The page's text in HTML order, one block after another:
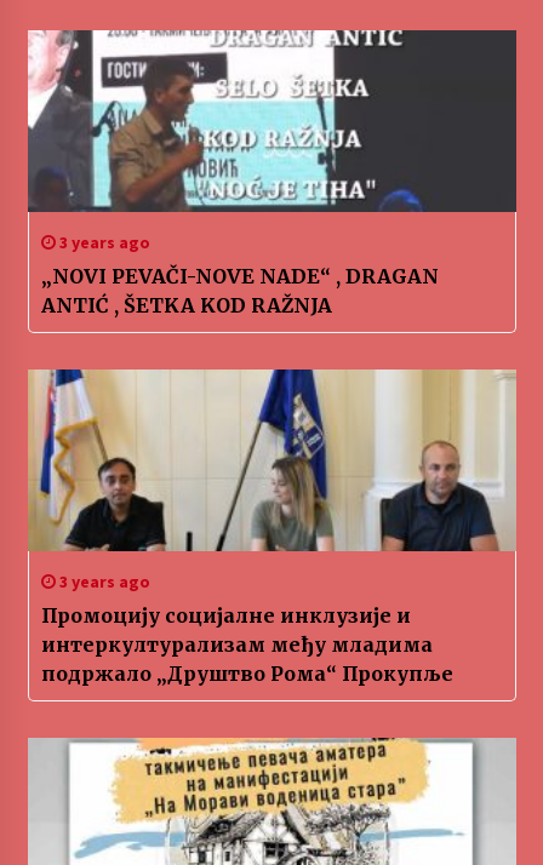
3 years ago
„NOVI PEVAČI-NOVE NADE“ , DRAGAN
ANTIĆ , ŠETKA KOD RAŽNJA
3 years ago
Промоцију социјалне инклузије и
интеркултурализам међу младима
подржало „Друштво Рома“ Прокупље